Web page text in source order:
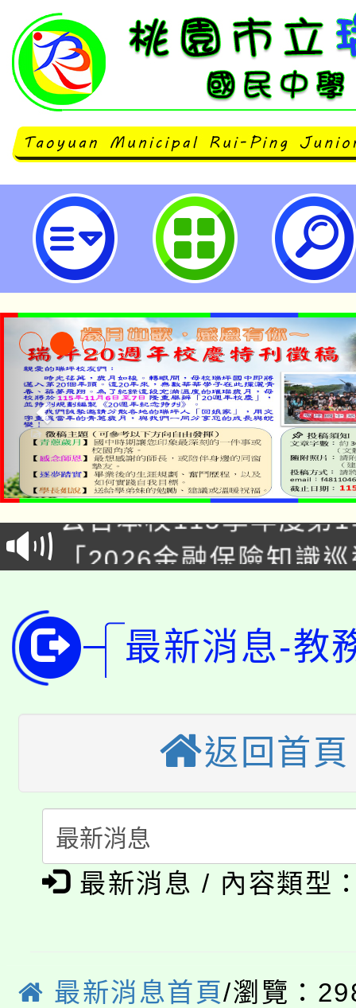
桃園市2025未來教育國際論壇-桃
中學
淨零綠領人才培育課程
公告本校115學年度第
代理(課)教師甄選結果
「2026金融保險知識
生本土語及新住民語歌
公告本校115學年度第
代理(課)教師甄選結果(
公告本校115學年度第
代理(課)教師甄選結果(
轉知中國文化大學推廣
《TA101》溝通分析基
程，歡迎學生輔導中心
心理、諮商輔導、社會
系所師生報名參加。
轉知苗栗縣政府辦理
縣市「校園短影音徵選
門員」簡章及活動海報
踴躍報名參加。
桃園市115學年度學生
要點
「桃園市補助參觀特色
展演活動實施計畫」
淨零綠領人才培育課程
公告本校115學年度第
車」活動
桃園市115學年度學生
最新消息-教
返回首頁
最新消息 / 內容類型
最新消息首頁/瀏覽：